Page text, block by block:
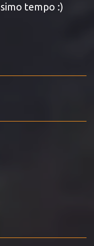
tempo :)